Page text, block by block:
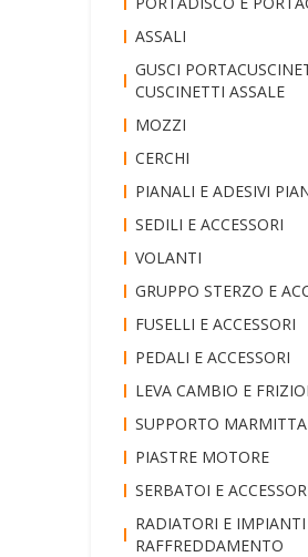
ASSALI
GUSCI
CUSCINETTI ASSALE
MOZZI
CERCHI
PIANALI E ADESIVI
SEDILI E ACCESSORI
VOLANTI
GRUPPO STERZO E
FUSELLI E ACCESSORI
PEDALI E ACCESSORI
LEVA CAMBIO E
SUPPORTO MARMITTA
PIASTRE MOTORE
SERBATOI E
RADIATORI E
RAFFREDDAMENTO